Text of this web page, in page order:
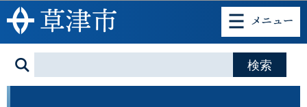
このページの本文へ移動